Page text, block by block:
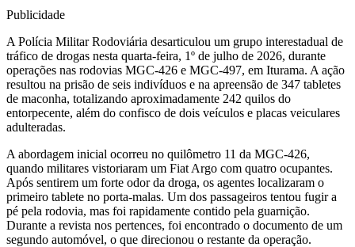
Publicidade
A Polícia Militar Rodoviária desarticulou um grupo interestadual de
tráfico de drogas nesta quarta-feira, 1º de julho de 2026, durante
operações nas rodovias MGC-426 e MGC-497, em Iturama. A ação
resultou na prisão de seis indivíduos e na apreensão de 347 tabletes
de maconha, totalizando aproximadamente 242 quilos do
entorpecente, além do confisco de dois veículos e placas veiculares
adulteradas.
A abordagem inicial ocorreu no quilômetro 11 da MGC-426,
quando militares vistoriaram um Fiat Argo com quatro ocupantes.
Após sentirem um forte odor da droga, os agentes localizaram o
primeiro tablete no porta-malas. Um dos passageiros tentou fugir a
pé pela rodovia, mas foi rapidamente contido pela guarnição.
Durante a revista nos pertences, foi encontrado o documento de um
segundo automóvel, o que direcionou o restante da operação.